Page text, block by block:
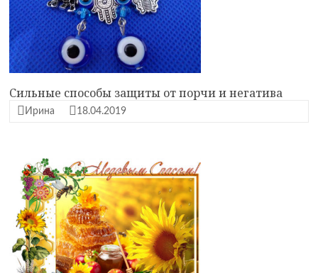
Сильные способы защиты от порчи и негатива
Ирина 18.04.2019